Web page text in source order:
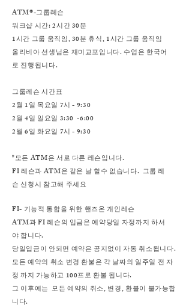
ATM®-그룹레슨
워크샵 시간: 2시간 30분
1시간 그룹 움직임, 30분 휴식, 1시간 그룹 움직임
올리비아 선생님은 재미교포입니다. 수업은 한국어
로 진행됩니다.
그룹레슨 시간표
2월 1일 목요일 7시 - 9:30
2월 4일 일요일 3:30 -6:00
2월 6일 화요일 7시 - 9:30
*모든 ATM은 서로 다른 레슨입니다.
FI 레슨과 ATM은 같은 날 할수 없습니다. 그룹 레
슨 신청시 참고해 주세요
FI- 기능적 통합을 위한 핸즈온 개인레슨
ATM과 FI 레슨의 입금은 예약당일 자정까지 하셔
야 합니다.
당일입금이 안되면 예약은 공지없이 자동 취소됩니다.
모든 예약의 취소 변경 환불은 각 날짜의 일주일 전 자
정 까지 가능하고 100프로 환불 됩니다.
그 이후에는 모든 예약의 취소, 변경, 환불이 불가능합
니다.